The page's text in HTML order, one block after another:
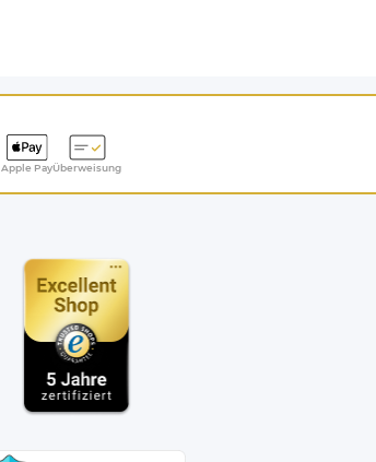
Apple PayÜberweisung